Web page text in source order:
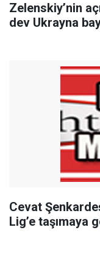
Zelenskiy’nin
dev Ukrayna
Cevat
Lig’e taşımaya